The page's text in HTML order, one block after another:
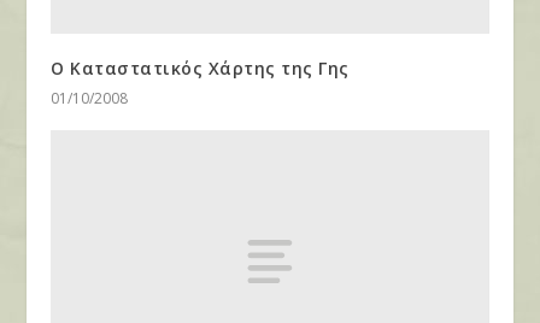
Ο Καταστατικός Χάρτης της Γης
01/10/2008